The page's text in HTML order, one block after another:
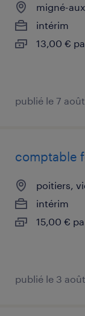
migné-
intérim
13,00 €
publié le 7
comptable
poitiers,
intérim
15,00 €
publié le 3